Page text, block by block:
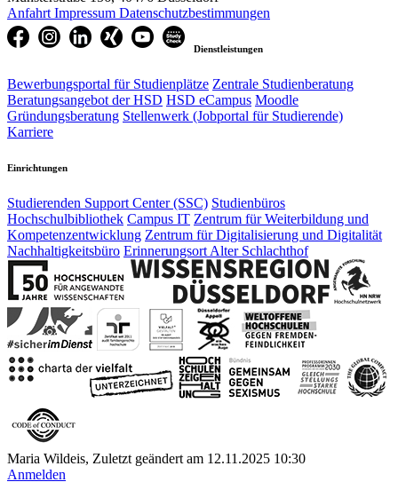
Anfahrt Impressum Datenschutzbestimmungen
Dienstleistungen
Bewerbungsportal für Studienplätze Zentrale Studienberatung
Beratungsangebot der HSD HSD eCampus Moodle
Gründungsberatung Stellenwerk (Jobportal für Studierende)
Karriere
Einrichtungen
Studierenden Support Center (SSC) Studienbüros
Hochschulbibliothek Campus IT Zentrum für Weiterbildung und
Kompetenzentwicklung Zentrum für Digitalisierung und Digitalität
Nachhaltigkeitsbüro Erinnerungsort Alter Schlachthof
Maria Wildeis, Zuletzt geändert am 12.11.2025 10:30
Anmelden